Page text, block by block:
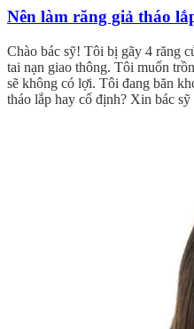
Nên làm răng giả tháo
Chào bác sỹ! Tôi bị gãy 4 răng
tai nạn giao thông. Tôi muốn
sẽ không có lợi. Tôi đang băn
tháo lắp hay cố định? Xin bác